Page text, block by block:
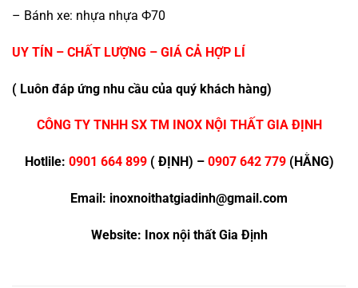
– Bánh xe: nhựa nhựa Ф70
UY TÍN – CHẤT LƯỢNG – GIÁ CẢ HỢP LÍ
( Luôn đáp ứng nhu cầu của quý khách hàng)
CÔNG TY TNHH SX TM INOX NỘI THẤT GIA ĐỊNH
Hotlile: 0901 664 899( ĐỊNH) – 0907 642 779(HẰNG)
Email: inoxnoithatgiadinh@gmail.com
Website: Inox nội thất Gia Định